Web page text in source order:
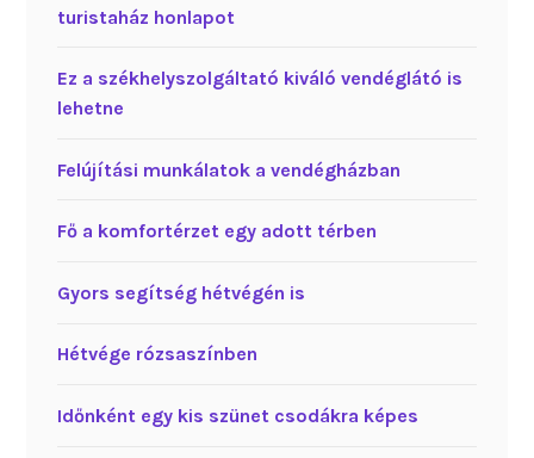
turistaház honlapot
Ez a székhelyszolgáltató kiváló vendéglátó is
lehetne
Felújítási munkálatok a vendégházban
Fő a komfortérzet egy adott térben
Gyors segítség hétvégén is
Hétvége rózsaszínben
Időnként egy kis szünet csodákra képes